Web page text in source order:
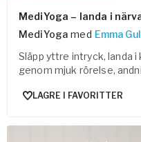
MediYoga – landa i
MediYoga med Emma
Släpp yttre intryck, landa
genom mjuk rörelse,
LAGRE I FAVORITTER